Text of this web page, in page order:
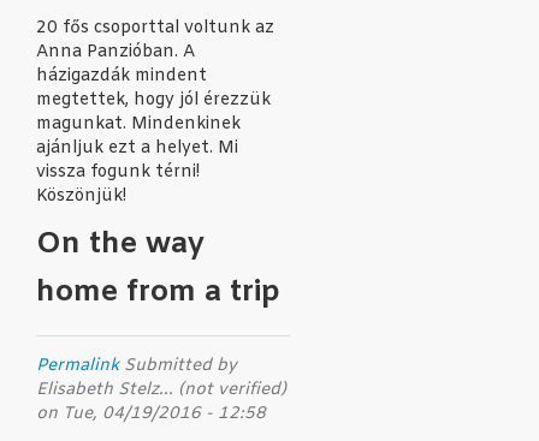
20 fős csoporttal voltunk az
Anna Panzióban. A
házigazdák mindent
megtettek, hogy jól érezzük
magunkat. Mindenkinek
ajánljuk ezt a helyet. Mi
vissza fogunk térni!
Köszönjük!
On the way
home from a trip
Permalink Submitted by
Elisabeth Stelz... (not verified)
on Tue, 04/19/2016 - 12:58